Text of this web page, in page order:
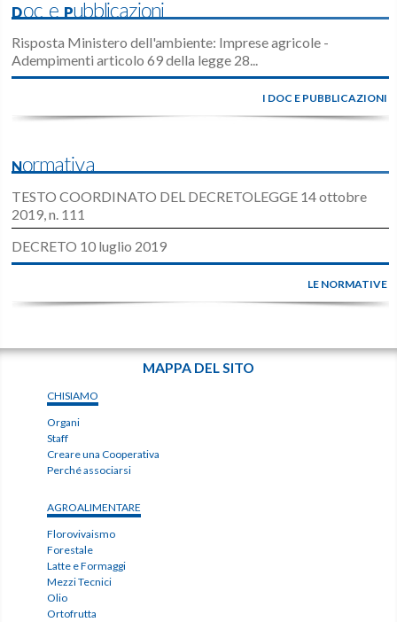
Doc e Pubblicazioni
Risposta Ministero dell'ambiente: Imprese agricole -
Adempimenti articolo 69 della legge 28...
I DOC E PUBBLICAZIONI
Normativa
TESTO COORDINATO DEL DECRETOLEGGE 14 ottobre
2019, n. 111
DECRETO 10 luglio 2019
LE NORMATIVE
MAPPA DEL SITO
CHISIAMO
Organi
Staff
Creare una Cooperativa
Perché associarsi
AGROALIMENTARE
Florovivaismo
Forestale
Latte e Formaggi
Mezzi Tecnici
Olio
Ortofrutta